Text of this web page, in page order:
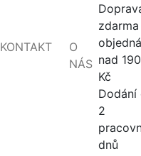
KONTAKT
O
NÁS nad
Kč
Dodání
2
dnů